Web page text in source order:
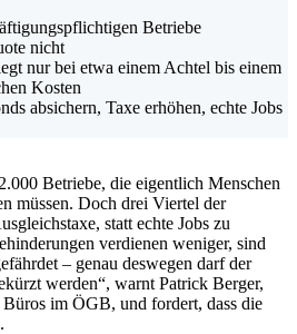
Betriebe
nicht
nur bei etwa einem Achtel bis einem
Kosten
absichern, Taxe erhöhen, echte Jobs
Betriebe, die eigentlich Menschen
müssen. Doch drei Viertel der
statt echte Jobs zu
verdienen weniger, sind
– genau deswegen darf der
werden“, warnt Patrick Berger,
im ÖGB, und fordert, dass die